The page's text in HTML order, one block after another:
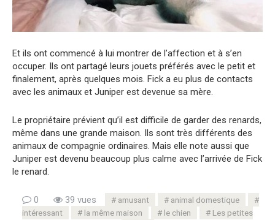
Et ils ont commencé à lui montrer de l’affection et à s’en
occuper. Ils ont partagé leurs jouets préférés avec le petit et
finalement, après quelques mois. Fick a eu plus de contacts
avec les animaux et Juniper est devenue sa mère.
Le propriétaire prévient qu’il est difficile de garder des renards,
même dans une grande maison. Ils sont très différents des
animaux de compagnie ordinaires. Mais elle note aussi que
Juniper est devenu beaucoup plus calme avec l’arrivée de Fick
le renard.
0 39 vues amusant
animal domestique
intéressant
la même maison le chien
Les petites